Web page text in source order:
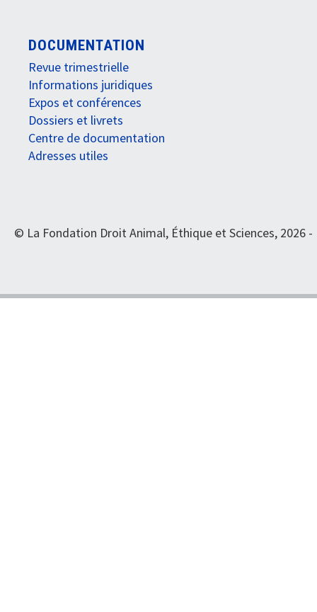
DOCUMENTATION
Revue trimestrielle
Informations juridiques
Expos et conférences
Dossiers et livrets
Centre de documentation
Adresses utiles
© La Fondation Droit Animal, Éthique et Sciences, 2026 -